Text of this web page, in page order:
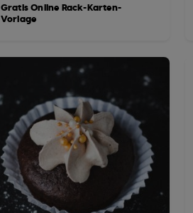
Gratis Online Rack-Karten-
Vorlage